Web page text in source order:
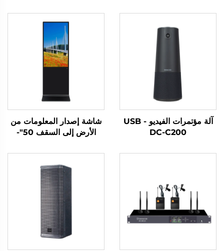
آلة مؤتمرات الفيديو USB -
DC-C200
شاشة إصدار المعلومات من
الأرض إلى السقف 50"-